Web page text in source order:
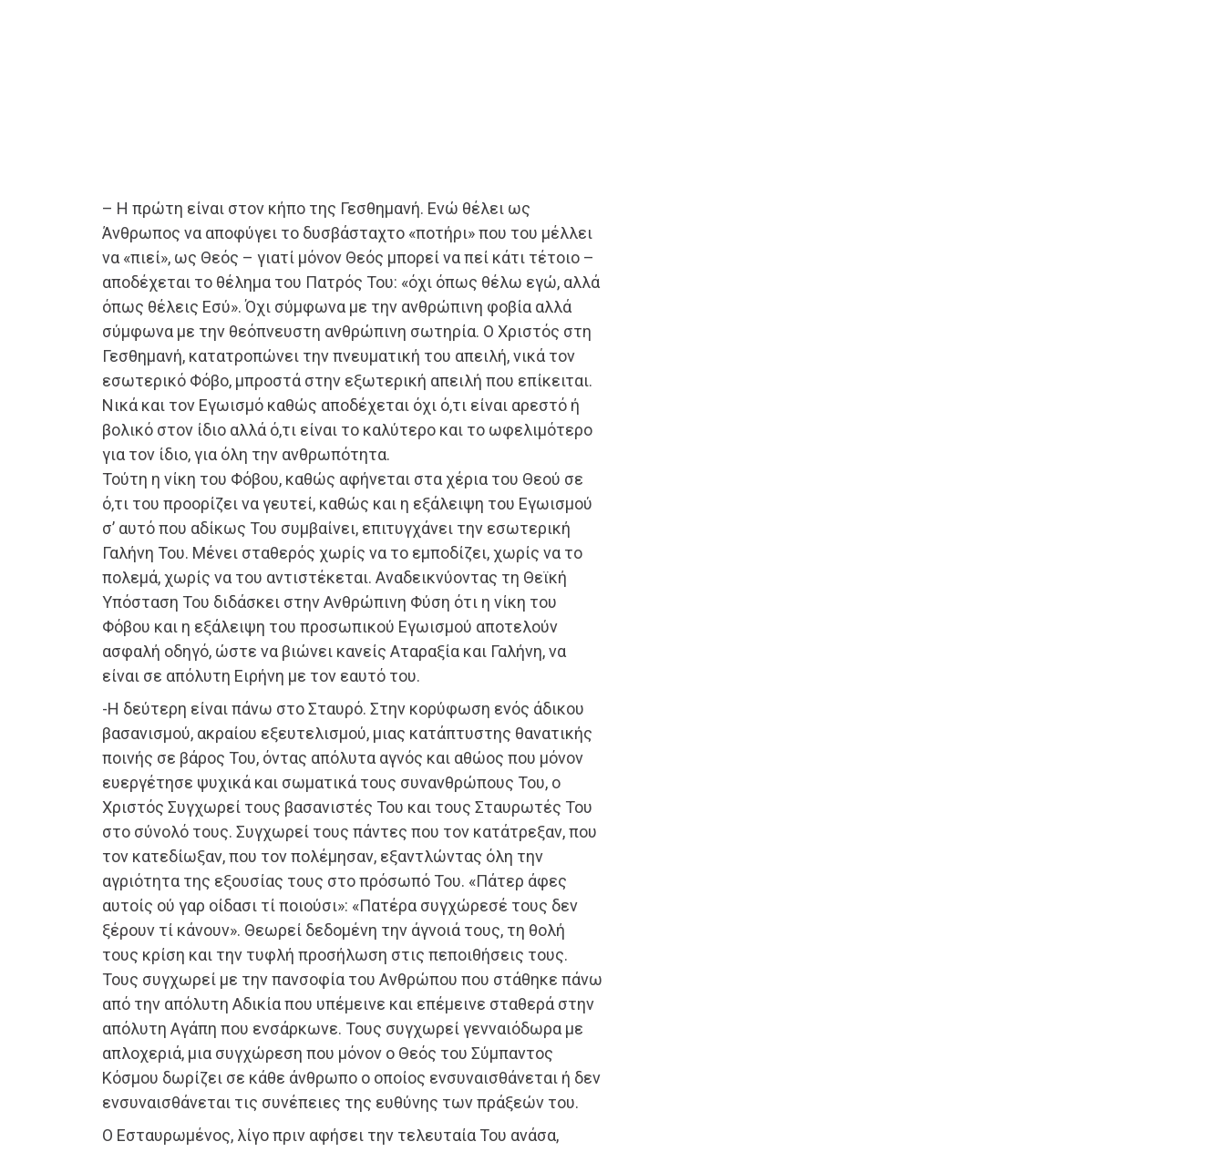
– Η πρώτη είναι στον κήπο της Γεσθημανή. Ενώ θέλει ως
Άνθρωπος να αποφύγει το δυσβάσταχτο «ποτήρι» που του μέλλει
να «πιεί», ως Θεός – γιατί μόνον Θεός μπορεί να πεί κάτι τέτοιο –
αποδέχεται το θέλημα του Πατρός Του: «όχι όπως θέλω εγώ, αλλά
όπως θέλεις Εσύ». Όχι σύμφωνα με την ανθρώπινη φοβία αλλά
σύμφωνα με την θεόπνευστη ανθρώπινη σωτηρία. Ο Χριστός στη
Γεσθημανή, κατατροπώνει την πνευματική του απειλή, νικά τον
εσωτερικό Φόβο, μπροστά στην εξωτερική απειλή που επίκειται.
Νικά και τον Εγωισμό καθώς αποδέχεται όχι ό,τι είναι αρεστό ή
βολικό στον ίδιο αλλά ό,τι είναι το καλύτερο και το ωφελιμότερο
για τον ίδιο, για όλη την ανθρωπότητα.
Τούτη η νίκη του Φόβου, καθώς αφήνεται στα χέρια του Θεού σε
ό,τι του προορίζει να γευτεί, καθώς και η εξάλειψη του Εγωισμού
σ’ αυτό που αδίκως Του συμβαίνει, επιτυγχάνει την εσωτερική
Γαλήνη Του. Μένει σταθερός χωρίς να το εμποδίζει, χωρίς να το
πολεμά, χωρίς να του αντιστέκεται. Αναδεικνύοντας τη Θεϊκή
Υπόσταση Του διδάσκει στην Ανθρώπινη Φύση ότι η νίκη του
Φόβου και η εξάλειψη του προσωπικού Εγωισμού αποτελούν
ασφαλή οδηγό, ώστε να βιώνει κανείς Αταραξία και Γαλήνη, να
είναι σε απόλυτη Ειρήνη με τον εαυτό του.
-Η δεύτερη είναι πάνω στο Σταυρό. Στην κορύφωση ενός άδικου
βασανισμού, ακραίου εξευτελισμού, μιας κατάπτυστης θανατικής
ποινής σε βάρος Του, όντας απόλυτα αγνός και αθώος που μόνον
ευεργέτησε ψυχικά και σωματικά τους συνανθρώπους Του, ο
Χριστός Συγχωρεί τους βασανιστές Του και τους Σταυρωτές Του
στο σύνολό τους. Συγχωρεί τους πάντες που τον κατάτρεξαν, που
τον κατεδίωξαν, που τον πολέμησαν, εξαντλώντας όλη την
αγριότητα της εξουσίας τους στο πρόσωπό Του. «Πάτερ άφες
αυτοίς ού γαρ οίδασι τί ποιούσι»: «Πατέρα συγχώρεσέ τους δεν
ξέρουν τί κάνουν». Θεωρεί δεδομένη την άγνοιά τους, τη θολή
τους κρίση και την τυφλή προσήλωση στις πεποιθήσεις τους.
Τους συγχωρεί με την πανσοφία του Ανθρώπου που στάθηκε πάνω
από την απόλυτη Αδικία που υπέμεινε και επέμεινε σταθερά στην
απόλυτη Αγάπη που ενσάρκωνε. Τους συγχωρεί γενναιόδωρα με
απλοχεριά, μια συγχώρεση που μόνον ο Θεός του Σύμπαντος
Κόσμου δωρίζει σε κάθε άνθρωπο ο οποίος ενσυναισθάνεται ή δεν
ενσυναισθάνεται τις συνέπειες της ευθύνης των πράξεών του.
Ο Εσταυρωμένος, λίγο πριν αφήσει την τελευταία Του ανάσα,